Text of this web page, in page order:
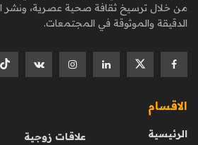
من خلال ترسيخ ثقافة صحية عصرية، ونشر
الدقيقة والموثوقة في المجتمعات.
الاقسام
الرئيسية
علاقات زوجية